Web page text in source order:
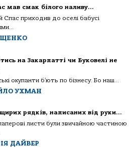
мав смак білого наливу…
Спас приходив до оселі бабусі
на Закарпатті чи Буковелі не
окупанти б’ють по бізнесу. Бо наш...
УХМАН
рядків, написаних від руки…
листи були звичайною частиною
ДАЙВЕР